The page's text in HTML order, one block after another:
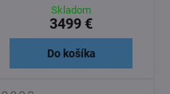
Skladom
3499 €
Do košíka